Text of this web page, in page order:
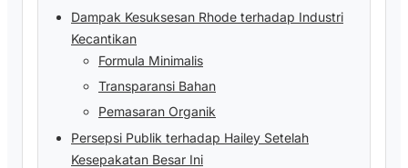
Dampak Kesuksesan Rhode terhadap Industri
Kecantikan
Formula Minimalis
Transparansi Bahan
Pemasaran Organik
Persepsi Publik terhadap Hailey Setelah
Kesepakatan Besar Ini